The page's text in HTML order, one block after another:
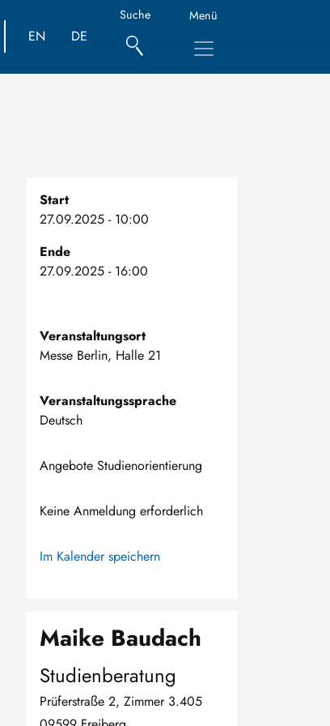
EN DE
Suche Menü
Start
27.09.2025 - 10:00
Ende
27.09.2025 - 16:00
Veranstaltungsort
Messe Berlin, Halle 21
Veranstaltungssprache
Deutsch
Angebote Studienorientierung
Keine Anmeldung erforderlich
Im Kalender speichern
Maike Baudach
Studienberatung
Prüferstraße 2, Zimmer 3.405